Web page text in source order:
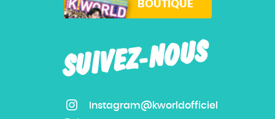
SUIVEZ-NOUS
Instagram@kworldofficiel
BOUTIQUE